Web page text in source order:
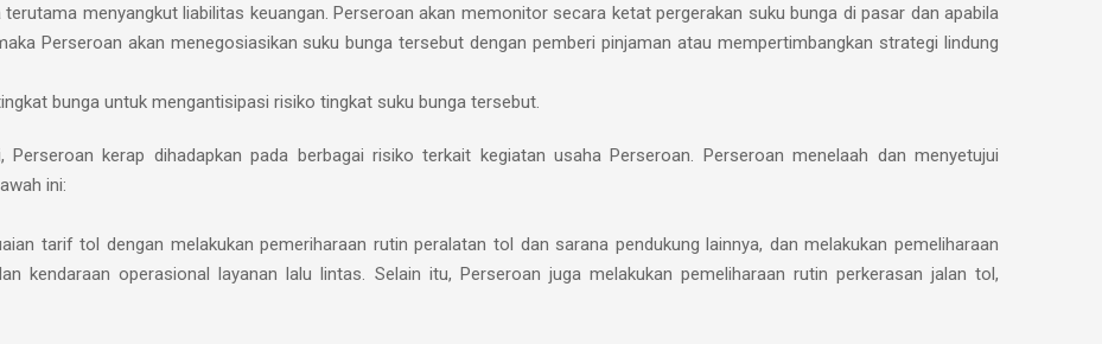
menyangkut liabilitas keuangan. Perseroan akan memonitor secara ketat pergerakan suku bunga di pasar dan apabila
Perseroan akan menegosiasikan suku bunga tersebut dengan pemberi pinjaman atau mempertimbangkan strategi lindung
bunga untuk mengantisipasi risiko tingkat suku bunga tersebut.
Perseroan kerap dihadapkan pada berbagai risiko terkait kegiatan usaha Perseroan. Perseroan menelaah dan menyetujui
ini:
tarif tol dengan melakukan pemeriharaan rutin peralatan tol dan sarana pendukung lainnya, dan melakukan pemeliharaan
kendaraan operasional layanan lalu lintas. Selain itu, Perseroan juga melakukan pemeliharaan rutin perkerasan jalan tol,